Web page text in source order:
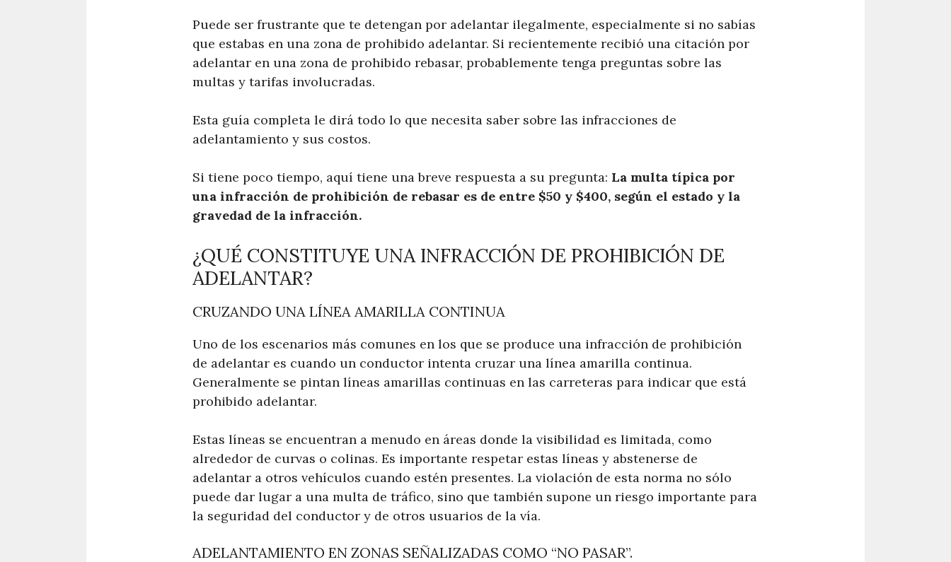
Puede ser frustrante que te detengan por adelantar ilegalmente, especialmente si no sabías
que estabas en una zona de prohibido adelantar. Si recientemente recibió una citación por
adelantar en una zona de prohibido rebasar, probablemente tenga preguntas sobre las
multas y tarifas involucradas.
Esta guía completa le dirá todo lo que necesita saber sobre las infracciones de
adelantamiento y sus costos.
Si tiene poco tiempo, aquí tiene una breve respuesta a su pregunta: La multa típica por
una infracción de prohibición de rebasar es de entre $50 y $400, según el estado y la
gravedad de la infracción.
¿QUÉ CONSTITUYE UNA INFRACCIÓN DE PROHIBICIÓN DE
ADELANTAR?
CRUZANDO UNA LÍNEA AMARILLA CONTINUA
Uno de los escenarios más comunes en los que se produce una infracción de prohibición
de adelantar es cuando un conductor intenta cruzar una línea amarilla continua.
Generalmente se pintan líneas amarillas continuas en las carreteras para indicar que está
prohibido adelantar.
Estas líneas se encuentran a menudo en áreas donde la visibilidad es limitada, como
alrededor de curvas o colinas. Es importante respetar estas líneas y abstenerse de
adelantar a otros vehículos cuando estén presentes. La violación de esta norma no sólo
puede dar lugar a una multa de tráfico, sino que también supone un riesgo importante para
la seguridad del conductor y de otros usuarios de la vía.
ADELANTAMIENTO EN ZONAS SEÑALIZADAS COMO “NO PASAR”.